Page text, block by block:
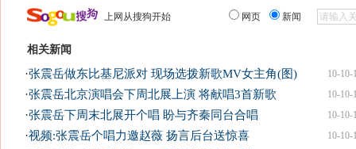
上网从搜狗开始 网页 新闻
相关新闻
10-10-
·张震岳做东比基尼派对 现场选拨新歌MV女主角(图)
10-10-
·张震岳北京演唱会下周北展上演 将献唱3首新歌
10-10-
·张震岳下周末北展开个唱 盼与齐秦同台合唱
10-10-
·视频:张震岳个唱力邀赵薇 扬言后台送惊喜